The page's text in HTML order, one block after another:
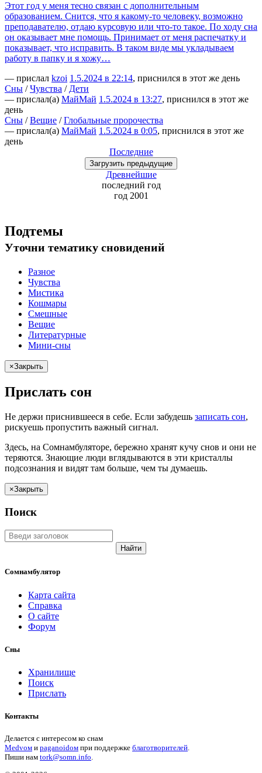
Этот год у меня тесно связан с дополнительным
образованием. Снится, что я какому-то человеку, возможно
преподавателю, отдаю курсовую или что-то такое. По ходу сна
он оказывает мне помощь. Принимает от меня распечатку и
показывает, что исправить. В таком виде мы укладываем
работу в папку и я хожу…
— прислал kzoi 1.5.2024 в 22:14, приснился в этот же день
Сны /Чувства / Дети
— прислал(а) МайМай 1.5.2024 в 13:27, приснился в этот же
день
Сны /Вещие /Глобальные пророчества
— прислал(а) МайМай 1.5.2024 в 0:05, приснился в этот же
день
Последние
Загрузить предыдущие
Древнейшие
последний год
год 2001
Подтемы
Уточни тематику сновидений
Разное
Чувства
Мистика
Кошмары
Смешные
Вещие
Литературные
Мини-сны
×Закрыть
Прислать сон
Не держи приснившееся в себе. Если забудешь записать сон,
рискуешь пропустить важный сигнал.
Здесь, на Сомнамбуляторе, бережно хранят кучу снов и они не
теряются. Знающие люди вглядываются в эти кристаллы
подсознания и видят там больше, чем ты думаешь.
×Закрыть
Поиск
Найти
Сомнамбулятор
Карта сайта
Справка
О сайте
Форум
Сны
Хранилище
Поиск
Прислать
Контакты
Делается с интересом ко снам
Medvом и paganoidом при поддержке благотворителей.
Пиши нам tork@somn.info.